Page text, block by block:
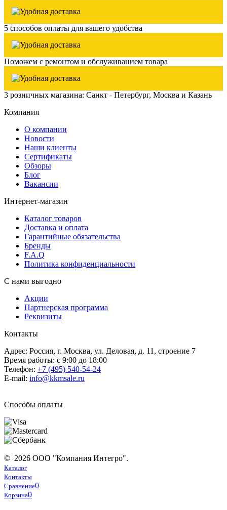
5 способов оплаты для вашего удобства
Поможем с ремонтом и обслуживанием товара
3 розничных магазина: Санкт - Петербург, Москва и Казань
Компания
О компании
Новости
Наши клиенты
Сертификаты
Обзоры
Блог
Вакансии
Интернет-магазин
Каталог товаров
Доставка и оплата
Гарантийные обязательства
Бренды
F.A.Q
Политика конфиденциальности
С нами выгодно
Акции
Партнерская программа
Реквизиты
Контакты
Адрес: Россия, г. Москва, ул. Деловая, д. 11, строение 7
Время работы: с 9:00 до 18:00
Телефон: +7 (495) 540-54-24
E-mail: info@kkmsale.ru
Способы оплаты
© 2026 ООО "Компания Интегро".
Каталог
Контакты
Сравнение0
Корзина0